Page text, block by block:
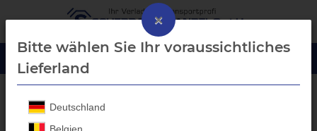
ALU - Auffahrrampen bis 3000 Kg Traglast
×
Bitte wählen Sie Ihr voraussichtliches
Lieferland
Deutschland